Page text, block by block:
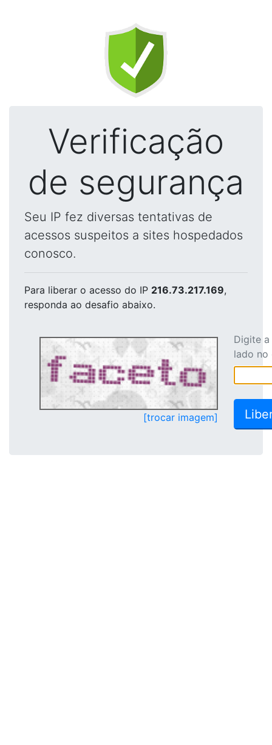
Verificação
de segurança
Seu IP fez diversas tentativas de
acessos suspeitos a sites hospedados
conosco.
Para liberar o acesso do IP 216.73.217.169,
responda ao desafio abaixo.
[trocar imagem]
Digite
lado no